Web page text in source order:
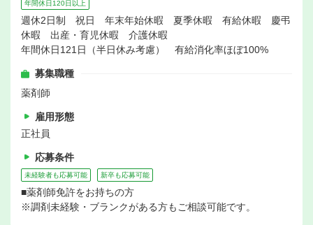
年間休日120日以上
週休2日制 祝日 年末年始休暇 夏季休暇 有給休暇 慶弔
休暇 出産・育児休暇 介護休暇
年間休日121日（半日休み考慮） 有給消化率ほぼ100%
募集職種
薬剤師
雇用形態
正社員
応募条件
未経験者も応募可能 新卒も応募可能
■薬剤師免許をお持ちの方
※調剤未経験・ブランクがある方もご相談可能です。